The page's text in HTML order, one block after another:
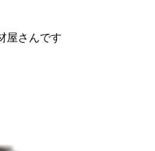
屋さんです